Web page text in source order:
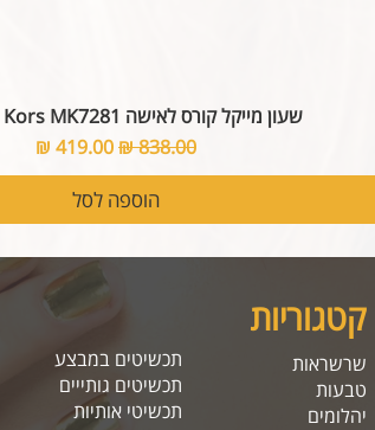
שעון מייקל קורס לאישה Michael Kors MK7281
מחיר רגיל מחיר מבצע
הוספה לסל
קטגוריות
שרשראות
טבעות
יהלומים
תכשיטים במבצע
תכשיטים גותייים
תכשיטי אותיות